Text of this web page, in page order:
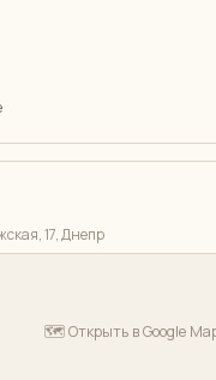
17, Днепр
🗺️ Открыть в Google